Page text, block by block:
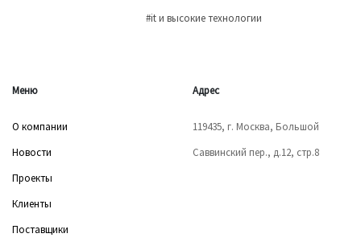
#it и высокие технологии
Меню
О компании
Новости
Проекты
Клиенты
Поставщики
Адрес
119435, г. Москва, Большой
Саввинский пер., д.12, стр.8